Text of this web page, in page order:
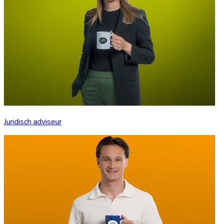
Juridisch adviseur